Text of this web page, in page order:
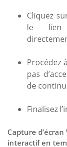
Cliquez
le lien
Procédez
pas
de
Finalisez
Capture
interactif en